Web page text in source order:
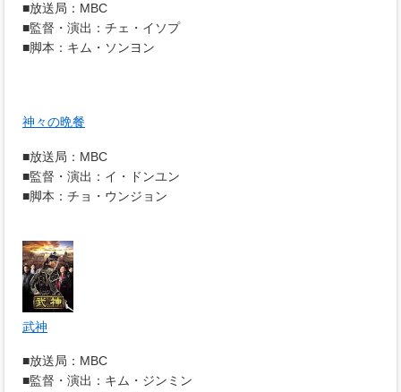
■放送局：MBC
■監督・演出：チェ・イソプ
■脚本：キム・ソンヨン
神々の晩餐
■放送局：MBC
■監督・演出：イ・ドンユン
■脚本：チョ・ウンジョン
武神
■放送局：MBC
■監督・演出：キム・ジンミン